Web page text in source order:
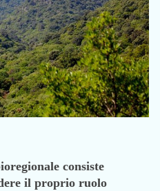
consiste
il proprio ruolo